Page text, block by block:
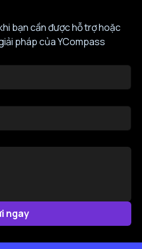
bạn cần được hỗ trợ hoặc
pháp của YCompass
ngay